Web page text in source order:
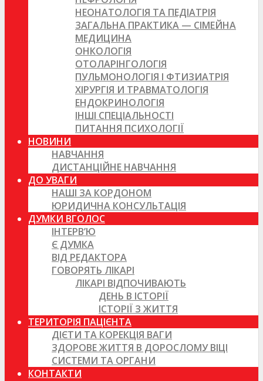
НЕОНАТОЛОГІЯ ТА ПЕДІАТРІЯ
ЗАГАЛЬНА ПРАКТИКА — СІМЕЙНА
МЕДИЦИНА
ОНКОЛОГІЯ
ОТОЛАРІНГОЛОГІЯ
ПУЛЬМОНОЛОГІЯ І ФТИЗИАТРІЯ
ХІРУРГІЯ И ТРАВМАТОЛОГІЯ
ЕНДОКРИНОЛОГІЯ
ІНШІ СПЕЦІАЛЬНОСТІ
ПИТАННЯ ПСИХОЛОГІЇ
НОВИНИ
НАВЧАННЯ
ДИСТАНЦІЙНЕ НАВЧАННЯ
ДО УВАГИ
НАШІ ЗА КОРДОНОМ
ЮРИДИЧНА КОНСУЛЬТАЦІЯ
ДУМКИ ВГОЛОС
ІНТЕРВ’Ю
Є ДУМКА
ВІД РЕДАКТОРА
ГОВОРЯТЬ ЛІКАРІ
ЛІКАРІ ВІДПОЧИВАЮТЬ
ДЕНЬ В ІСТОРІЇ
ІСТОРІЇ З ЖИТТЯ
ТЕРИТОРІЯ ПАЦІЄНТА
ДІЄТИ ТА КОРЕКЦІЯ ВАГИ
ЗДОРОВЕ ЖИТТЯ В ДОРОСЛОМУ ВІЦІ
СИСТЕМИ ТА ОРГАНИ
КОНТАКТИ